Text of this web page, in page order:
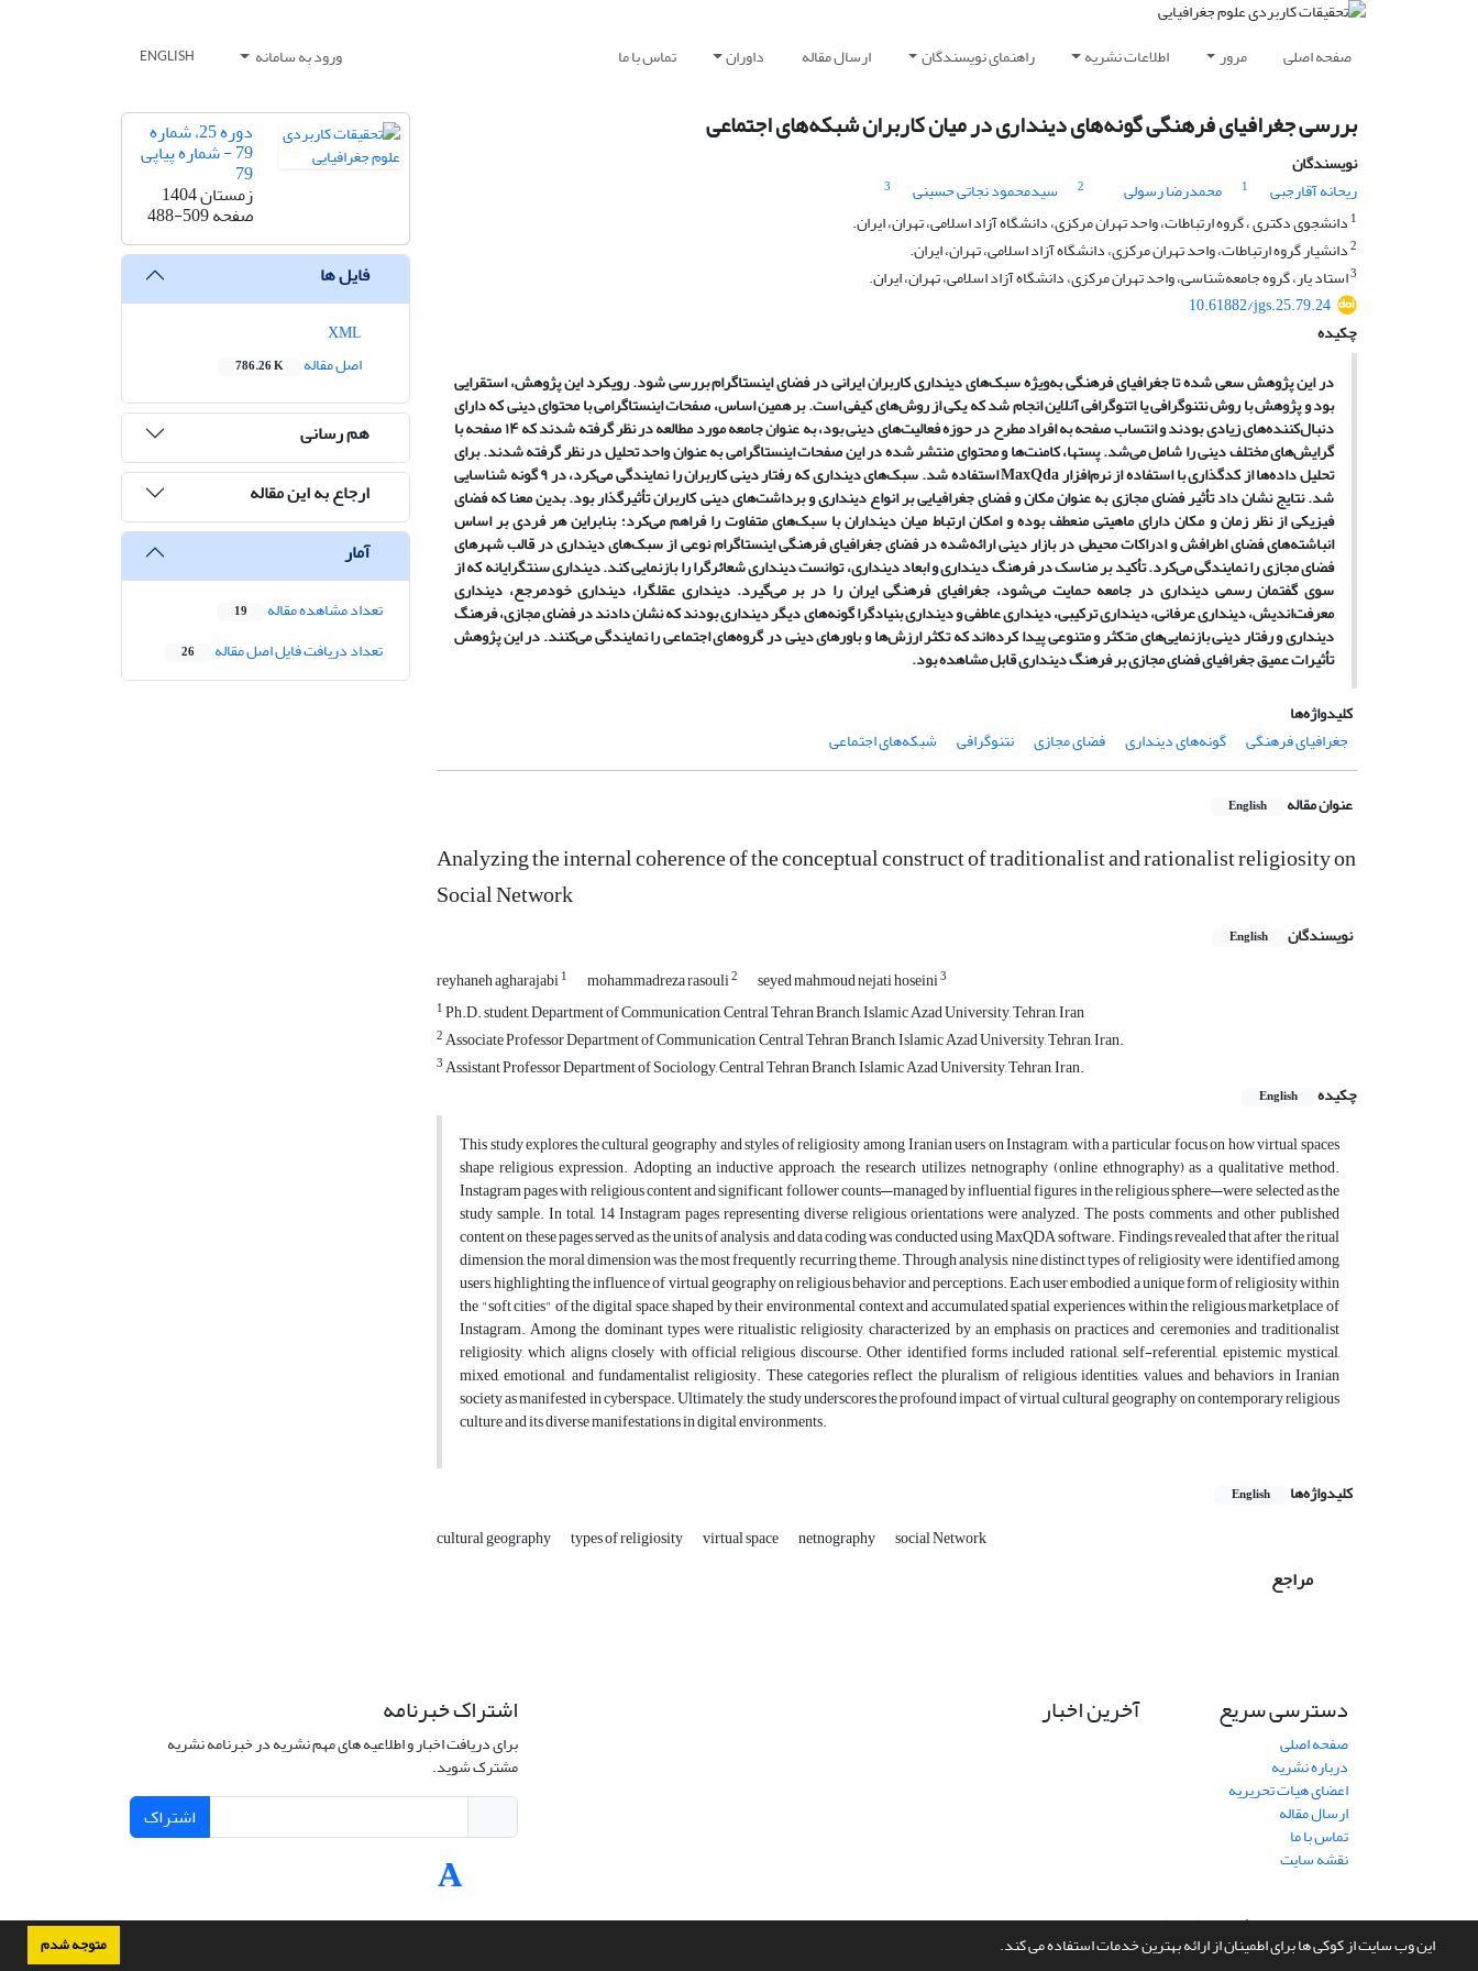
این وب سایت از کوکی ها برای اطمینان از ارائه بهترین خدمات استفاده می کند. متوجه شدم
صفحه اصلی مرور اطلاعات نشریه راهنمای نویسندگان ارسال مقاله داوران تماس با ما ورود به سامانه ENGLISH
بررسی جغرافیای فرهنگی گونه‌های دینداری در میان کاربران شبکه‌های اجتماعی
نویسندگان
ریحانه آقارجبی
1 محمدرضا رسولی 2 سیدمحمود نجاتی حسینی
3
1 دانشجوی دکتری ، گروه ارتباطات، واحد تهران مرکزی، دانشگاه آزاد اسلامی، تهران، ایران.
2دانشیار گروه ارتباطات، واحد تهران مرکزی، دانشگاه آزاد اسلامی، تهران، ایران.
3استاد یار، گروه جامعه‌شناسی، واحد تهران مرکزی، دانشگاه آزاد اسلامی، تهران، ایران.
10.61882/jgs.25.79.24
چکیده
در این پژوهش سعی شده تا جغرافیای فرهنگی به‌ویژه سبک‌های دینداری کاربران ایرانی در فضای اینستاگرام بررسی شود. رویکرد این پژوهش، استقرایی
بود و پژوهش با روش نتنوگرافی یا اتنوگرافی آنلاین انجام شد که یکی از روش‌های کیفی است. بر همین اساس، صفحات اینستاگرامی با محتوای دینی که دارای
دنبال‌کننده‌های زیادی بودند و انتساب صفحه به افراد مطرح در حوزه فعالیت‌های دینی بود، به عنوان جامعه مورد مطالعه در نظر گرفته شدند که ۱۴ صفحه با
گرایش‌های مختلف دینی را شامل می‌شد. پست‏ها، کامنت‌ها و محتوای منتشر شده در این صفحات اینستاگرامی به عنوان واحد تحلیل در نظر گرفته شدند. برای
تحلیل داده‌ها از کدگذاری با استفاده از نرم‌افزار MaxQda استفاده شد. سبک‌های دینداری که رفتار دینی کاربران را نمایندگی می‌کرد، در ۹ گونه شناسایی
شد. نتایج نشان داد تأثیر فضای مجازی به عنوان مکان و فضای جغرافیایی بر انواع دینداری و برداشت‌های دینی کاربران تأثیرگذار بود. بدین معنا که فضای
فیزیکی از نظر زمان و مکان دارای ماهیتی منعطف بوده و امکان ارتباط میان دینداران با سبک‌های متفاوت را فراهم می‌کرد؛ بنابراین هر فردی بر اساس
انباشته‌های فضای اطرافش و ادراکات محیطی در بازار دینی ارائه‌شده در فضای جغرافیای فرهنگی اینستاگرام نوعی از سبک‌های دینداری در قالب شهرهای
فضای مجازی را نمایندگی می‌کرد. تأکید بر مناسک در فرهنگ دینداری و ابعاد دینداری، توانست دینداری شعائرگرا را بازنمایی کند. دینداری سنت‏گرایانه که از
سوی گفتمان رسمی دینداری در جامعه حمایت می‌شود، جغرافیای فرهنگی ایران را در بر می‌گیرد. دینداری عقل‏گرا، دینداری خودمرجع، دینداری
معرفت‌اندیش، دینداری عرفانی، دینداری ترکیبی، دینداری عاطفی و دینداری بنیادگرا گونه‌های دیگر دینداری بودند که نشان دادند در فضای مجازی، فرهنگ
دینداری و رفتار دینی بازنمایی‌های متکثر و متنوعی پیدا کرده‌اند که تکثر ارزش‌ها و باورهای دینی در گروه‌های اجتماعی را نمایندگی می‌کنند. در این پژوهش
تأثیرات عمیق جغرافیای فضای مجازی بر فرهنگ دینداری قابل مشاهده بود.
کلیدواژه‌ها
جغرافیای فرهنگی
گونه‌های دینداری فضای مجازی نتنوگرافی شبکه‌های اجتماعی
عنوان مقاله English
Analyzing the internal coherence of the conceptual construct of traditionalist and rationalist religiosity on
Social Network
نویسندگان English
reyhaneh agharajabi1 mohammadreza rasouli2 seyed mahmoud nejati hoseini3
1Ph.D. student, Department of Communication, Central Tehran Branch, Islamic Azad University, Tehran, Iran
2Associate Professor Department of Communication, Central Tehran Branch, Islamic Azad University, Tehran, Iran.
3Assistant Professor Department of Sociology, Central Tehran Branch, Islamic Azad University, Tehran, Iran.
چکیده
English
This study explores the cultural geography and styles of religiosity among Iranian users on Instagram, with a particular focus on how virtual spaces
shape religious expression. Adopting an inductive approach, the research utilizes netnography (online ethnography) as a qualitative method.
Instagram pages with religious content and significant follower counts—managed by influential figures in the religious sphere—were selected as the
study sample. In total, 14 Instagram pages representing diverse religious orientations were analyzed. The posts, comments, and other published
content on these pages served as the units of analysis, and data coding was conducted using MaxQDA software. Findings revealed that after the ritual
dimension, the moral dimension was the most frequently recurring theme. Through analysis, nine distinct types of religiosity were identified among
users, highlighting the influence of virtual geography on religious behavior and perceptions. Each user embodied a unique form of religiosity within
the "soft cities" of the digital space, shaped by their environmental context and accumulated spatial experiences within the religious marketplace of
Instagram. Among the dominant types were ritualistic religiosity, characterized by an emphasis on practices and ceremonies, and traditionalist
religiosity, which aligns closely with official religious discourse. Other identified forms included rational, self-referential, epistemic, mystical,
mixed, emotional, and fundamentalist religiosity. These categories reflect the pluralism of religious identities, values, and behaviors in Iranian
society as manifested in cyberspace. Ultimately, the study underscores the profound impact of virtual cultural geography on contemporary religious
culture and its diverse manifestations in digital environments.
کلیدواژه‌ها English
cultural geography types of religiosity virtual space netnography social Network
مراجع
دوره 25، شماره
79 - شماره پیاپی
79
زمستان 1404
صفحه488-509
فایل ها
اصل مقاله
786.26 K
هم رسانی
ارجاع به این مقاله
آمار
تعداد مشاهده مقاله 19
تعداد دریافت فایل اصل مقاله 26
دسترسی سریع
صفحه اصلی
درباره نشریه
اعضای هیات تحریریه
ارسال مقاله
تماس با ما
نقشه سایت
آخرین اخبار اشتراک خبرنامه
برای دریافت اخبار و اطلاعیه های مهم نشریه در خبرنامه نشریه
مشترک شوید.
اشتراک
سامانه مدیریت نشریات علمی.طراحی و پیاده سازی ازسیناوب